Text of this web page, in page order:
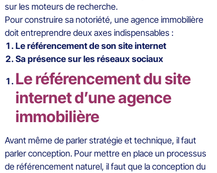
sur les moteurs de recherche.
Pour construire sa notoriété, une agence immobilière
doit entreprendre deux axes indispensables :
Le référencement de son site internet
Sa présence sur les réseaux sociaux
Le référencement du site
internet d’une agence
immobilière
Avant même de parler stratégie et technique, il faut
parler conception. Pour mettre en place un processus
de référencement naturel, il faut que la conception du